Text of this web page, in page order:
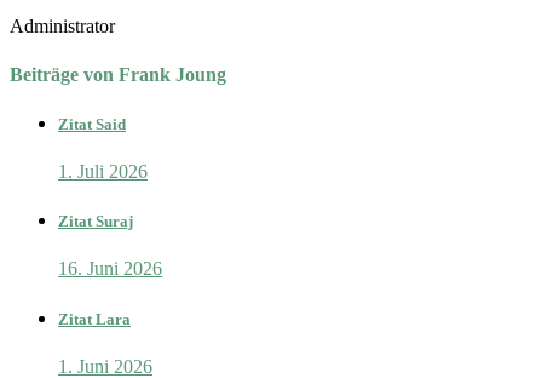
Administrator
Beiträge von Frank Joung
Zitat Said
1. Juli 2026
Zitat Suraj
16. Juni 2026
Zitat Lara
1. Juni 2026